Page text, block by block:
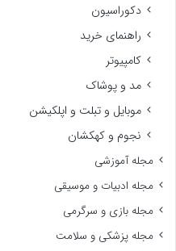
دکوراسیون
راهنمای خرید
کامپیوتر
مد و پوشاک
موبایل و تبلت و اپلکیشن
نجوم و کهکشان
مجله آموزشی
مجله ادبیات و موسیقی
مجله بازی و سرگرمی
مجله پزشکی و سلامت